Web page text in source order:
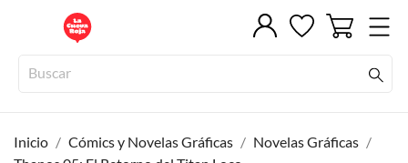
Inicio Cómics y Novelas Gráficas
Novelas Gráficas